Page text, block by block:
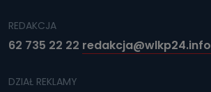
REDAKCJA
62 735 22 22 redakcja@wlkp24.info
DZIAŁ REKLAMY